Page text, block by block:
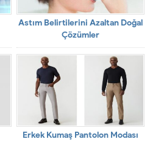
Astım Belirtilerini Azaltan Doğal
Çözümler
Erkek Kumaş Pantolon Modası